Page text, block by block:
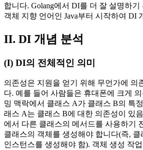
합니다. Golang에서 DI를 더 잘 설명하
객체 지향 언어인 Java부터 시작하여 DI
II. DI 개념 분석
(I) DI의 전체적인 의미
의존성은 지원을 얻기 위해 무언가에 의
다. 예를 들어 사람들은 휴대폰에 크게
밍 맥락에서 클래스 A가 클래스 B의 특
래스 A는 클래스 B에 대한 의존성이 있
에서 다른 클래스의 메서드를 사용하기
클래스의 객체를 생성해야 합니다(즉, 클
인스턴스를 생성해야 함). 객체 생성 작